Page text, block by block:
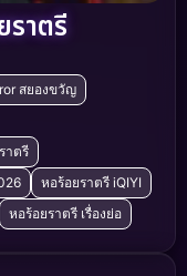
าตรี
สยองขวัญ
าตรี
หอร้อยราตรี iQIYI
หอร้อยราตรี เรื่องย่อ